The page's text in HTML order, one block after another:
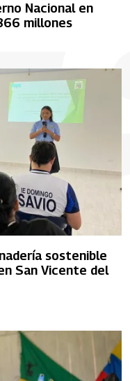
Nacional en
millones
sostenible
San Vicente del